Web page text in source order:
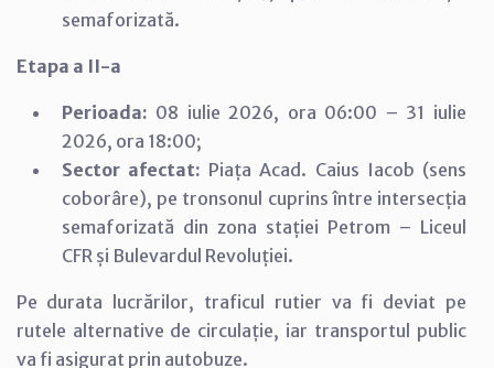
semaforizată.
Etapa a II-a
Perioada: 08 iulie 2026, ora 06:00 – 31 iulie
2026, ora 18:00;
Sector afectat: Piața Acad. Caius Iacob (sens
coborâre), pe tronsonul cuprins între intersecția
semaforizată din zona stației Petrom – Liceul
CFR și Bulevardul Revoluției.
Pe durata lucrărilor, traficul rutier va fi deviat pe
rutele alternative de circulație, iar transportul public
va fi asigurat prin autobuze.